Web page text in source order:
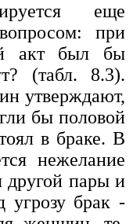
еще
при
акт был бы
(табл. 8.3).
утверждают,
бы половой
в браке. В
нежелание
другой пары и
угрозу брак -